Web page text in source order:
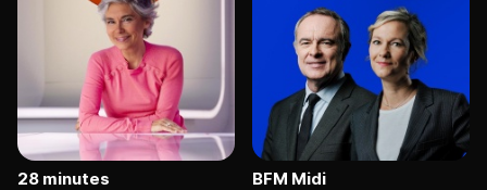
28 minutes BFM Midi